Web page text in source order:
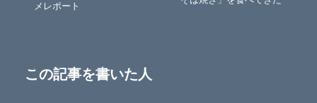
メレポート
この記事を書いた人